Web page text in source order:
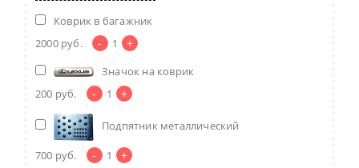
Коврик в багажник
2000 руб. - 1 +
Значок на коврик
200 руб. - 1 +
Подпятник металлический
700 руб. - 1 +